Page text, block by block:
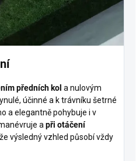
předních kol a nulovým
účinné a k trávníku šetrné
a elegantně pohybuje i v
a při otáčení
výsledný vzhled působí vždy